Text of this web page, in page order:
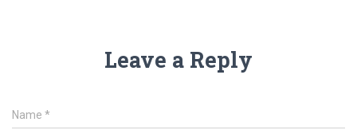
Leave a Reply
Name *